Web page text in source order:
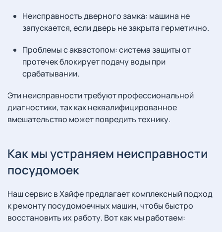
Неисправность дверного замка: машина не
запускается, если дверь не закрыта герметично.
Проблемы с аквастопом: система защиты от
протечек блокирует подачу воды при
срабатывании.
Эти неисправности требуют профессиональной
диагностики, так как неквалифицированное
вмешательство может повредить технику.
Как мы устраняем неисправности
посудомоек
Наш сервис в Хайфе предлагает комплексный подход
к ремонту посудомоечных машин, чтобы быстро
восстановить их работу. Вот как мы работаем: